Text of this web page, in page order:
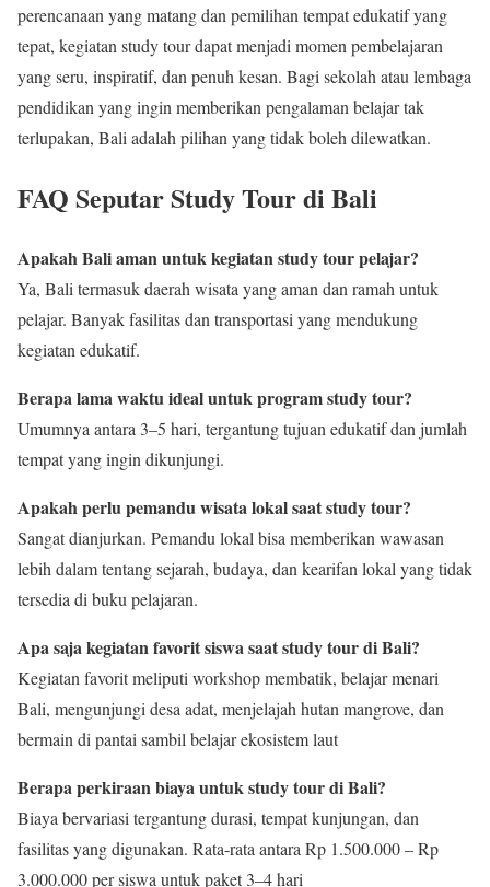
perencanaan yang matang dan pemilihan tempat edukatif yang
tepat, kegiatan study tour dapat menjadi momen pembelajaran
yang seru, inspiratif, dan penuh kesan. Bagi sekolah atau lembaga
pendidikan yang ingin memberikan pengalaman belajar tak
terlupakan, Bali adalah pilihan yang tidak boleh dilewatkan.
FAQ Seputar Study Tour di Bali
Apakah Bali aman untuk kegiatan study tour pelajar?
Ya, Bali termasuk daerah wisata yang aman dan ramah untuk
pelajar. Banyak fasilitas dan transportasi yang mendukung
kegiatan edukatif.
Berapa lama waktu ideal untuk program study tour?
Umumnya antara 3–5 hari, tergantung tujuan edukatif dan jumlah
tempat yang ingin dikunjungi.
Apakah perlu pemandu wisata lokal saat study tour?
Sangat dianjurkan. Pemandu lokal bisa memberikan wawasan
lebih dalam tentang sejarah, budaya, dan kearifan lokal yang tidak
tersedia di buku pelajaran.
Apa saja kegiatan favorit siswa saat study tour di Bali?
Kegiatan favorit meliputi workshop membatik, belajar menari
Bali, mengunjungi desa adat, menjelajah hutan mangrove, dan
bermain di pantai sambil belajar ekosistem laut
Berapa perkiraan biaya untuk study tour di Bali?
Biaya bervariasi tergantung durasi, tempat kunjungan, dan
fasilitas yang digunakan. Rata-rata antara Rp 1.500.000 – Rp
3.000.000 per siswa untuk paket 3–4 hari